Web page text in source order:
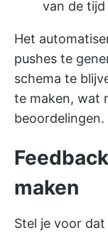
van de tijd
Het
pushes te
schema te
te maken, wat
beoordelingen.
maken
Stel je voor